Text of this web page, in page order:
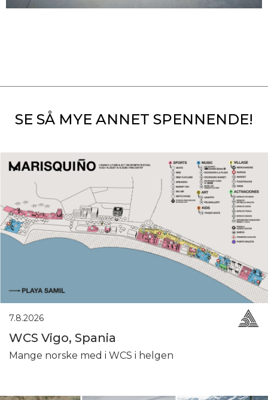
SE SÅ MYE ANNET SPENNENDE!
7.8.2026
WCS Vigo, Spania
Mange norske med i WCS i helgen